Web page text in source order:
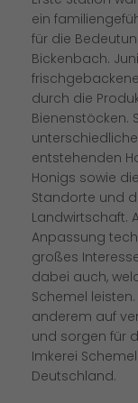
ein
für die
Bickenbach.
durch die
Bienenstöcken.
entstehenden
Honigs sowie
Standorte und
Landwirtschaft.
Anpassung
großes
dabei auch,
Schemel
anderem auf
und sorgen für
Imkerei
Deutschland.